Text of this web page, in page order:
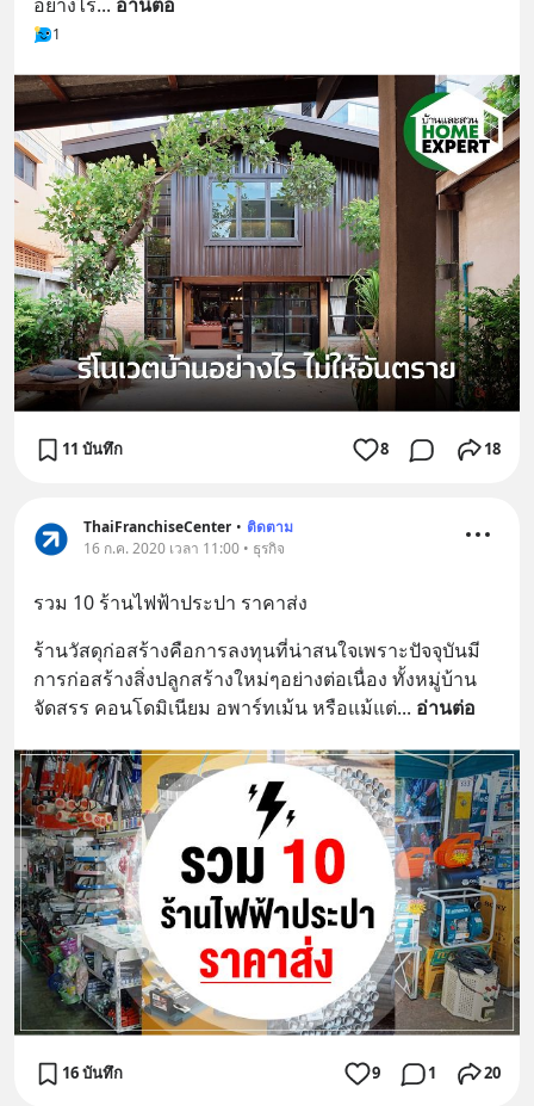
อย่างไร... อ่านต่อ
1
11 บันทึก 8 18
ThaiFranchiseCenter • ติดตาม
16 ก.ค. 2020 เวลา 11:00 • ธุรกิจ
รวม 10 ร้านไฟฟ้าประปา ราคาส่ง
ร้านวัสดุก่อสร้างคือการลงทุนที่น่าสนใจเพราะปัจจุบันมี
การก่อสร้างสิ่งปลูกสร้างใหม่ๆอย่างต่อเนื่อง ทั้งหมู่บ้าน
จัดสรร คอนโดมิเนียม อพาร์ทเม้น หรือแม้แต่... อ่านต่อ
16 บันทึก 9 1 20